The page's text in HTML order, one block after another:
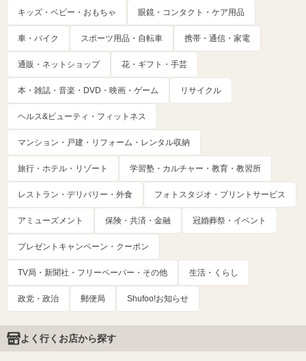
キッズ・ベビー・おもちゃ 眼鏡・コンタクト・ケア用品
車・バイク スポーツ用品・自転車 携帯・通信・家電
通販・ネットショップ 花・ギフト・手芸
本・雑誌・音楽・DVD・映画・ゲーム リサイクル
ヘルス&ビューティ・フィットネス
マンション・戸建・リフォーム・レンタル収納
旅行・ホテル・リゾート 学習塾・カルチャー・教育・教習所
レストラン・デリバリー・外食 フォトスタジオ・プリントサービス
アミューズメント 保険・共済・金融 冠婚葬祭・イベント
プレゼントキャンペーン・クーポン
TV局・新聞社・フリーペーパー・その他 生活・くらし
政党・政治 郵便局 Shufoo!お知らせ
よく行くお店から探す